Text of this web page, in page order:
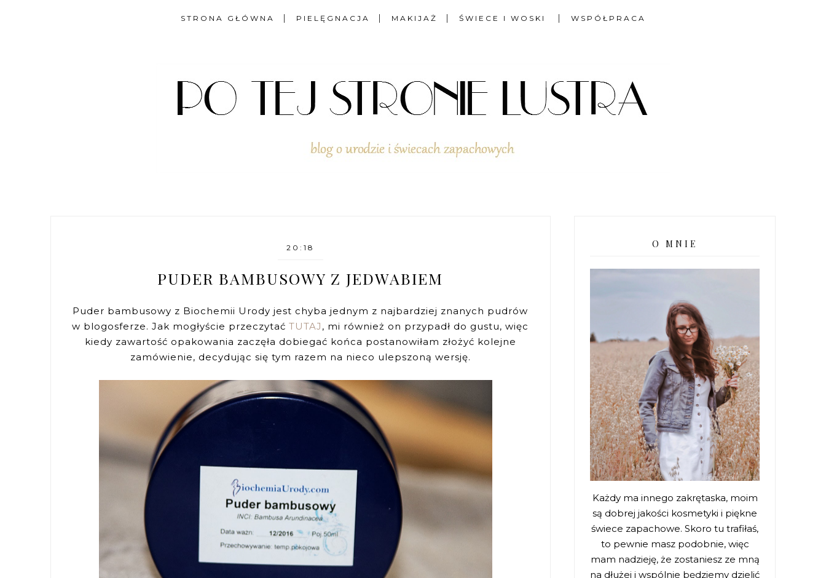
STRONA GŁÓWNA PIELĘGNACJA MAKIJAŻ ŚWIECE I WOSKI WSPÓŁPRACA
20:18
PUDER BAMBUSOWY Z JEDWABIEM
Puder bambusowy z Biochemii Urody jest chyba jednym z najbardziej znanych pudrów
w blogosferze. Jak mogłyście przeczytaćTUTAJ , mi również on przypadł do gustu, więc
kiedy zawartość opakowania zaczęła dobiegać końca postanowiłam złożyć kolejne
zamówienie, decydując się tym razem na nieco ulepszoną wersję.
O MNIE
Każdy ma innego zakrętaska, moim
są dobrej jakości kosmetyki i piękne
świece zapachowe. Skoro tu trafiłaś,
to pewnie masz podobnie, więc
mam nadzieję, że zostaniesz ze mną
na dłużej i wspólnie będziemy dzielić